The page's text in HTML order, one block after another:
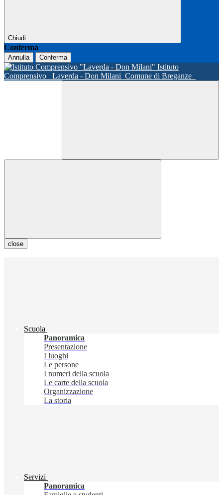
Chiudi
Conferma
Annulla Conferma
Istituto
Comprensivo
Laverda - Don Milani Comune di Breganze
close
Scuola
Panoramica
Presentazione
I luoghi
Le persone
I numeri della scuola
Le carte della scuola
Organizzazione
La storia
Servizi
Panoramica